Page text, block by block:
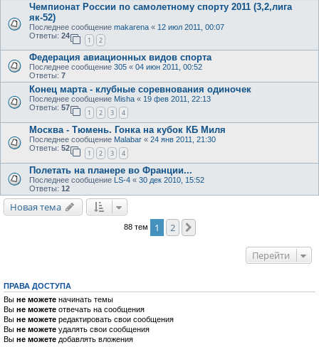
Чемпионат России по самолетному спорту 2011 (3,2,лига
як-52)
Последнее сообщение makarena « 12 июл 2011, 00:07
Ответы: 24
1 2
Федерация авиационных видов спорта
Последнее сообщение 305 « 04 июн 2011, 00:52
Ответы: 7
Конец марта - клубные соревнования одиночек
Последнее сообщение Misha « 19 фев 2011, 22:13
Ответы: 57
1 2 3 4
Москва - Тюмень. Гонка на кубок КБ Миля
Последнее сообщение Malabar « 24 янв 2011, 21:30
Ответы: 52
1 2 3 4
Полетать на планере во Франции...
Последнее сообщение LS-4 « 30 дек 2010, 15:52
Ответы: 12
Новая тема
88 тем 1 2
Перейти
ПРАВА ДОСТУПА
Вы не можете начинать темы
Вы не можете отвечать на сообщения
Вы не можете редактировать свои сообщения
Вы не можете удалять свои сообщения
Вы не можете добавлять вложения